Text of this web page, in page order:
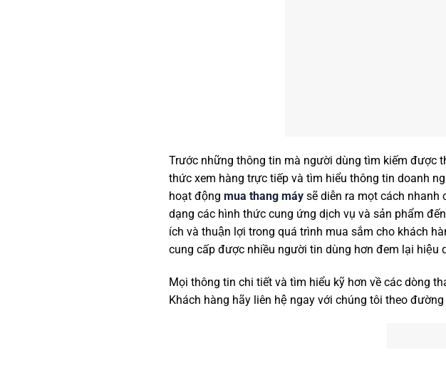
Trước những thông tin mà người dùng tìm kiếm được
thức xem hàng trực tiếp và tìm hiểu thông tin doanh
hoạt động mua thang máy sẽ diễn ra mọt cách
dạng các hình thức cung ứng dịch vụ và sản phẩm
ích và thuận lợi trong quá trình mua sắm cho khách
cung cấp được nhiều người tin dùng hơn đem lại hiệu
Mọi thông tin chi tiết và tìm hiểu kỹ hơn về các dòng
Khách hàng hãy liên hệ ngay với chúng tôi theo